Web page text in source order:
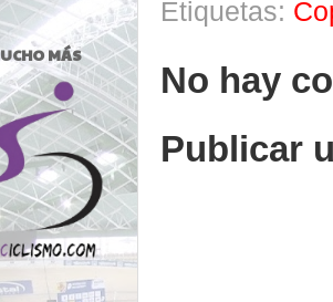
Etiquetas:
No hay
Publicar
MÁS